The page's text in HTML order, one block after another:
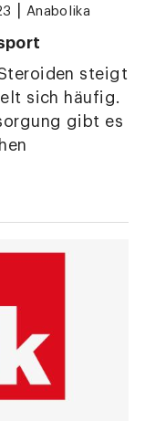
Anabolika
steigt
sich häufig.
gibt es